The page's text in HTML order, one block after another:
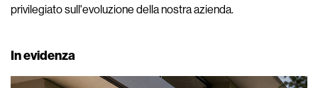
privilegiato sull'evoluzione della nostra azienda.
In evidenza